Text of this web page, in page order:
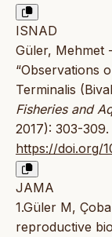
ISNAD
Güler, Mehmet
“Observations
Terminalis
Fisheries and
2017): 303-309.
https://doi.org/
JAMA
1.Güler M,
reproductive